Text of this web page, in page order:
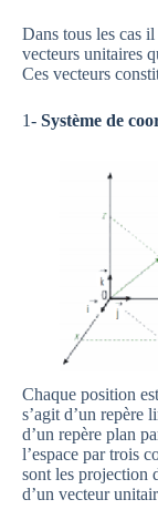
Dans tous les cas
vecteurs unitaires
Ces vecteurs
1- Système de
Chaque position
s’agit d’un repère
d’un repère plan
l’espace par trois
sont les projection
d’un vecteur